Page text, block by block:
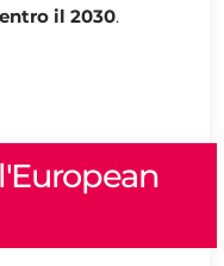
il 2030.